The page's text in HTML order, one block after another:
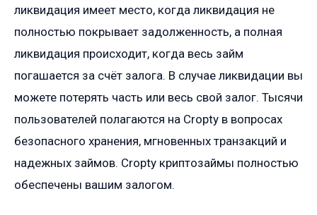
ликвидация имеет место, когда ликвидация не
полностью покрывает задолженность, а полная
ликвидация происходит, когда весь займ
погашается за счёт залога. В случае ликвидации вы
можете потерять часть или весь свой залог. Тысячи
пользователей полагаются на Cropty в вопросах
безопасного хранения, мгновенных транзакций и
надежных займов. Cropty криптозаймы полностью
обеспечены вашим залогом.